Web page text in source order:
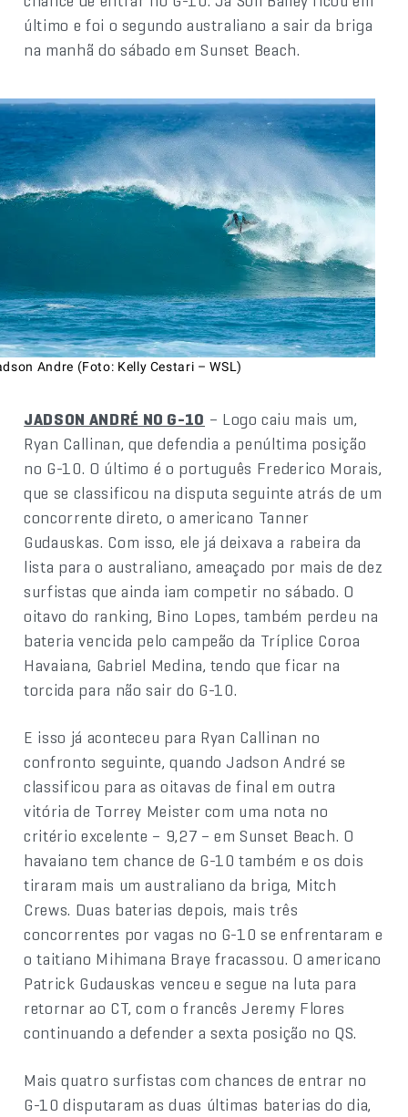
último e foi o segundo australiano a sair da briga
na manhã do sábado em Sunset Beach.
Andre (Foto: Kelly Cestari – WSL)
JADSON ANDRÉ NO G-10 – Logo caiu mais um,
Ryan Callinan, que defendia a penúltima posição
no G-10. O último é o português Frederico Morais,
que se classificou na disputa seguinte atrás de um
concorrente direto, o americano Tanner
Gudauskas. Com isso, ele já deixava a rabeira da
lista para o australiano, ameaçado por mais de dez
surfistas que ainda iam competir no sábado. O
oitavo do ranking, Bino Lopes, também perdeu na
bateria vencida pelo campeão da Tríplice Coroa
Havaiana, Gabriel Medina, tendo que ficar na
torcida para não sair do G-10.
E isso já aconteceu para Ryan Callinan no
confronto seguinte, quando Jadson André se
classificou para as oitavas de final em outra
vitória de Torrey Meister com uma nota no
critério excelente – 9,27 – em Sunset Beach. O
havaiano tem chance de G-10 também e os dois
tiraram mais um australiano da briga, Mitch
Crews. Duas baterias depois, mais três
concorrentes por vagas no G-10 se enfrentaram e
o taitiano Mihimana Braye fracassou. O americano
Patrick Gudauskas venceu e segue na luta para
retornar ao CT, com o francês Jeremy Flores
continuando a defender a sexta posição no QS.
Mais quatro surfistas com chances de entrar no
G-10 disputaram as duas últimas baterias do dia,